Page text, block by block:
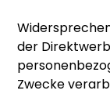
der
Zwecke